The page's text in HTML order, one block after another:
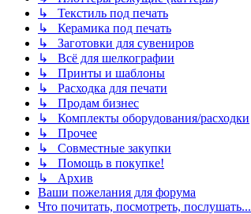
↳ Текстиль под печать
↳ Керамика под печать
↳ Заготовки для сувениров
↳ Всё для шелкографии
↳ Принты и шаблоны
↳ Расходка для печати
↳ Продам бизнес
↳ Комплекты оборудования/расходки
↳ Прочее
↳ Совместные закупки
↳ Помощь в покупке!
↳ Архив
Ваши пожелания для форума
Что почитать, посмотреть, послушать...